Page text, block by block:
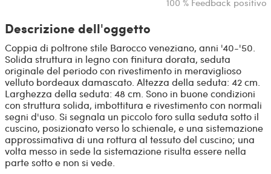
Descrizione dell'oggetto
Coppia di poltrone stile Barocco veneziano, anni '40-'50.
Solida struttura in legno con finitura dorata, seduta
originale del periodo con rivestimento in meraviglioso
velluto bordeaux damascato. Altezza della seduta: 42 cm.
Larghezza della seduta: 48 cm. Sono in buone condizioni
con struttura solida, imbottitura e rivestimento con normali
segni d'uso. Si segnala un piccolo foro sulla seduta sotto il
cuscino, posizionato verso lo schienale, e una sistemazione
approssimativa di una rottura al tessuto del cuscino; una
volta messo in sede la sistemazione risulta essere nella
parte sotto e non si vede.